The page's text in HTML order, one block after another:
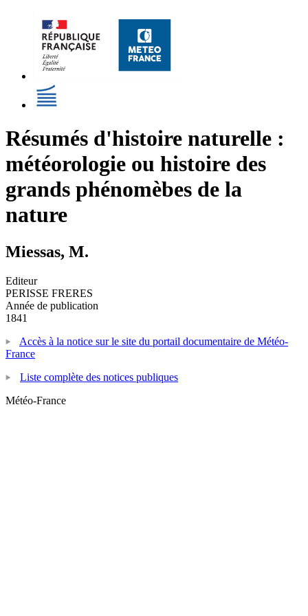
Résumés d'histoire naturelle :
météorologie ou histoire des
grands phénomèbes de la
nature
Miessas, M.
Editeur
PERISSE FRERES
Année de publication
1841
Accès à la notice sur le site du portail documentaire de Météo-
France
Liste complète des notices publiques
Météo-France